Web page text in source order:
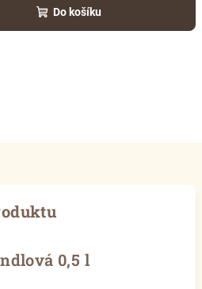
Do košíku
0,5 l